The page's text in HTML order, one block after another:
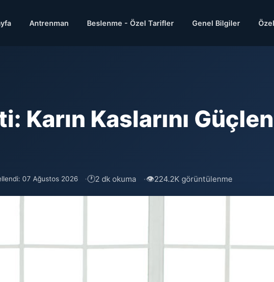
Antrenman Beslenme - Özel Tarifler Genel Bilgiler
Karın Kaslarını
07 Ağustos 2026 🕐2 dk okuma 👁224.2K görüntülenme